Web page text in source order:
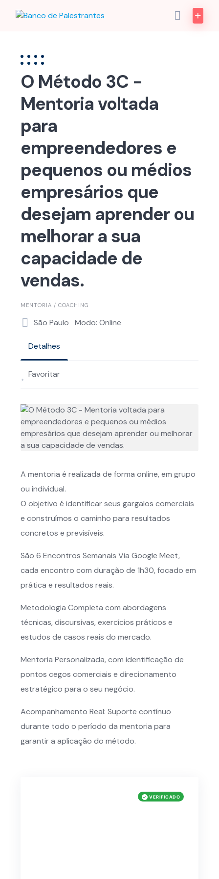
O Método 3C -
Mentoria voltada
para
empreendedores e
pequenos ou médios
empresários que
desejam aprender ou
melhorar a sua
capacidade de
vendas.
MENTORIA / COACHING
São Paulo Modo: Online
Detalhes
Favoritar
A mentoria é realizada de forma online, em grupo
ou individual.
O objetivo é identificar seus gargalos comerciais
e construímos o caminho para resultados
concretos e previsíveis.
São 6 Encontros Semanais Via Google Meet,
cada encontro com duração de 1h30, focado em
prática e resultados reais.
Metodologia Completa com abordagens
técnicas, discursivas, exercícios práticos e
estudos de casos reais do mercado.
Mentoria Personalizada, com identificação de
pontos cegos comerciais e direcionamento
estratégico para o seu negócio.
Acompanhamento Real: Suporte contínuo
durante todo o período da mentoria para
garantir a aplicação do método.